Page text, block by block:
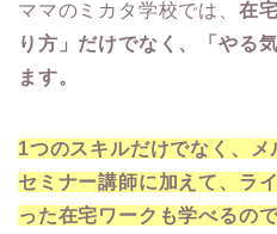
ママのミカタ学校では、 在
り方」だけでなく、「やる
ます。
1つのスキルだけでなく、メ
セミナー講師に加えて、ラ
った在宅ワークも学べるの